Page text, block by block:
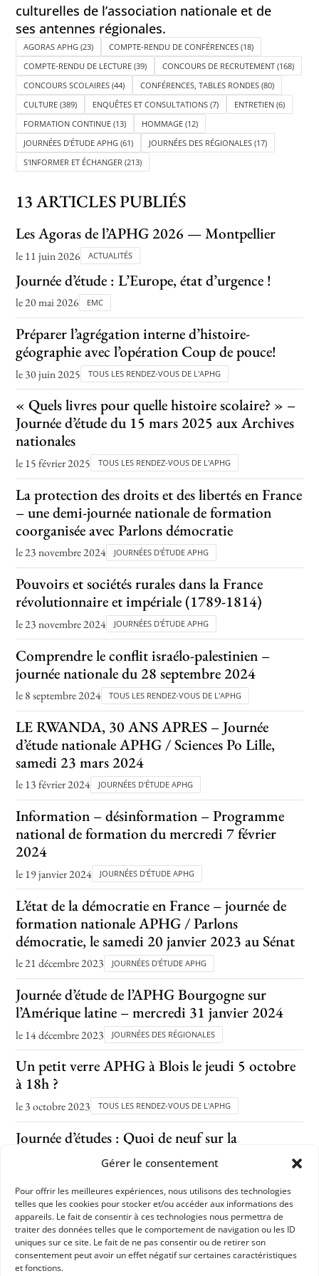
Gérer le consentement
Pour offrir les meilleures expériences, nous utilisons des technologies
telles que les cookies pour stocker et/ou accéder aux informations des
appareils. Le fait de consentir à ces technologies nous permettra de
traiter des données telles que le comportement de navigation ou les ID
uniques sur ce site. Le fait de ne pas consentir ou de retirer son
consentement peut avoir un effet négatif sur certaines caractéristiques
et fonctions.
Toutes les actualités
Les rendez-vous de l’APHG
Concours de recrutement
Concours scolaires
Conférences, tables rondes
Critique d’ouvrages publiés
culturelles de l’association nationale et de
ses antennes régionales.
AGORAS APHG(23) COMPTE-RENDU DE CONFÉRENCES(18)
COMPTE-RENDU DE LECTURE(39) CONCOURS DE RECRUTEMENT(168)
CONCOURS SCOLAIRES(44) CONFÉRENCES, TABLES RONDES(80)
CULTURE(389) ENQUÊTES ET CONSULTATIONS(7) ENTRETIEN(6)
FORMATION CONTINUE(13) HOMMAGE(12)
JOURNÉES D'ÉTUDE APHG(61) JOURNÉES DES RÉGIONALES(17)
S'INFORMER ET ÉCHANGER(213)
13 ARTICLES PUBLIÉS
Les Agoras de l’APHG 2026 — Montpellier
le 11 juin 2026 ACTUALITÉS
Journée d’étude : L’Europe, état d’urgence !
le 20 mai 2026 EMC
Préparer l’agrégation interne d’histoire-
géographie avec l’opération Coup de pouce!
le 30 juin 2025 TOUS LES RENDEZ-VOUS DE L'APHG
« Quels livres pour quelle histoire scolaire? » –
Journée d’étude du 15 mars 2025 aux Archives
nationales
le 15 février 2025 TOUS LES RENDEZ-VOUS DE L'APHG
La protection des droits et des libertés en France
– une demi-journée nationale de formation
coorganisée avec Parlons démocratie
le 23 novembre 2024 JOURNÉES D'ÉTUDE APHG
Pouvoirs et sociétés rurales dans la France
révolutionnaire et impériale (1789-1814)
le 23 novembre 2024 JOURNÉES D'ÉTUDE APHG
Comprendre le conflit israélo-palestinien –
journée nationale du 28 septembre 2024
le 8 septembre 2024 TOUS LES RENDEZ-VOUS DE L'APHG
LE RWANDA, 30 ANS APRES – Journée
d’étude nationale APHG / Sciences Po Lille,
samedi 23 mars 2024
le 13 février 2024 JOURNÉES D'ÉTUDE APHG
Information – désinformation – Programme
national de formation du mercredi 7 février
2024
le 19 janvier 2024 JOURNÉES D'ÉTUDE APHG
L’état de la démocratie en France – journée de
formation nationale APHG / Parlons
démocratie, le samedi 20 janvier 2023 au Sénat
le 21 décembre 2023 JOURNÉES D'ÉTUDE APHG
Journée d’étude de l’APHG Bourgogne sur
l’Amérique latine – mercredi 31 janvier 2024
le 14 décembre 2023 JOURNÉES DES RÉGIONALES
Un petit verre APHG à Blois le jeudi 5 octobre
à 18h ?
le 3 octobre 2023 TOUS LES RENDEZ-VOUS DE L'APHG
Journée d’études : Quoi de neuf sur la
APHG
Association des professeurs d'histoire et géographie